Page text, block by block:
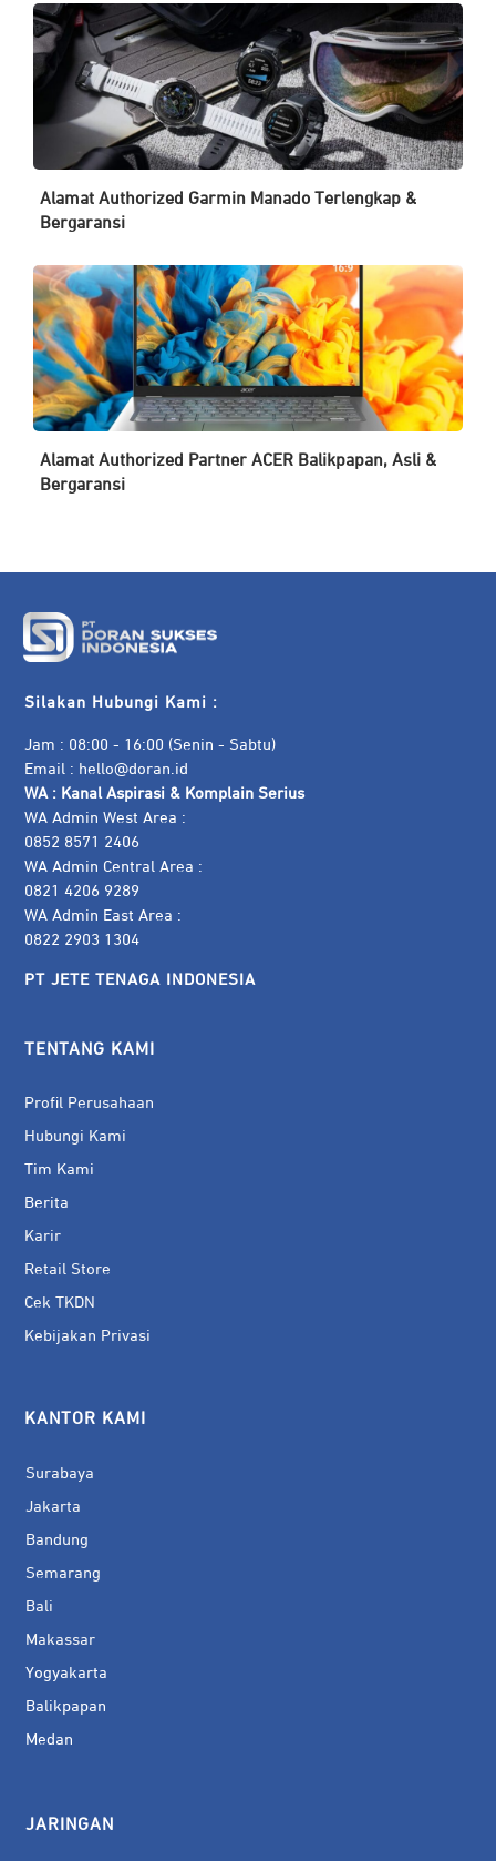
Alamat Authorized Garmin Manado Terlengkap &
Bergaransi
Alamat Authorized Partner ACER Balikpapan, Asli &
Bergaransi
Silakan Hubungi Kami :
Jam : 08:00 - 16:00 (Senin - Sabtu)
Email : hello@doran.id
WA : Kanal Aspirasi & Komplain Serius
WA Admin West Area :
0852 8571 2406
WA Admin Central Area :
0821 4206 9289
WA Admin East Area :
0822 2903 1304
PT JETE TENAGA INDONESIA
TENTANG KAMI
Profil Perusahaan
Hubungi Kami
Tim Kami
Berita
Karir
Retail Store
Cek TKDN
Kebijakan Privasi
KANTOR KAMI
Surabaya
Jakarta
Bandung
Semarang
Bali
Makassar
Yogyakarta
Balikpapan
Medan
JARINGAN